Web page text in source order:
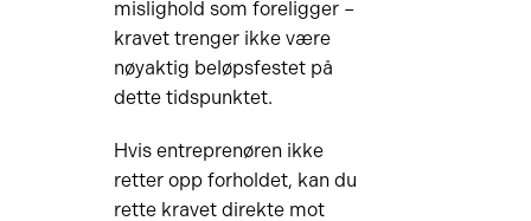
mislighold som foreligger –
kravet trenger ikke være
nøyaktig beløpsfestet på
dette tidspunktet.
Hvis entreprenøren ikke
retter opp forholdet, kan du
rette kravet direkte mot